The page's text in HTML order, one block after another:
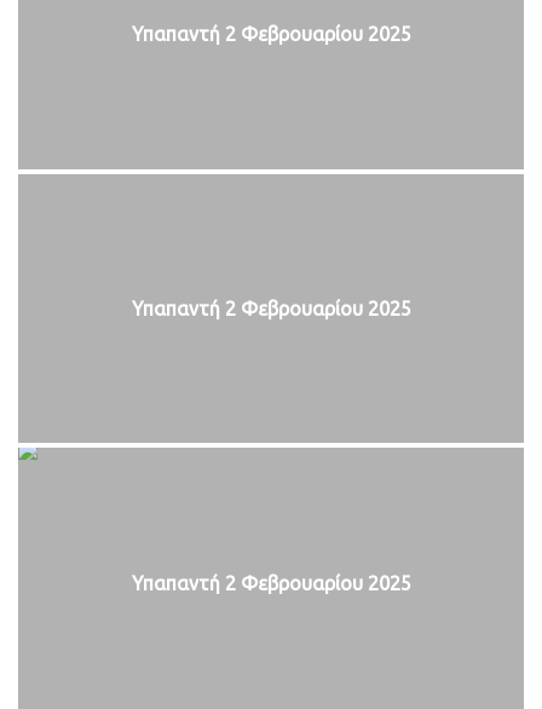
Υπαπαντή 2 Φεβρουαρίου 2025
Υπαπαντή 2 Φεβρουαρίου 2025
Υπαπαντή 2 Φεβρουαρίου 2025